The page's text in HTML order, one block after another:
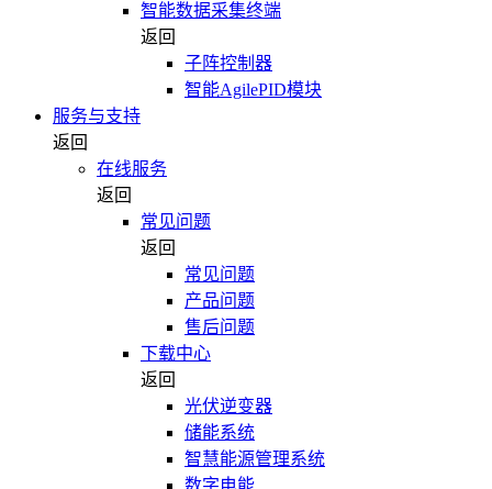
智能数据采集终端
返回
子阵控制器
智能AgilePID模块
服务与支持
返回
在线服务
返回
常见问题
返回
常见问题
产品问题
售后问题
下载中心
返回
光伏逆变器
储能系统
智慧能源管理系统
数字电能